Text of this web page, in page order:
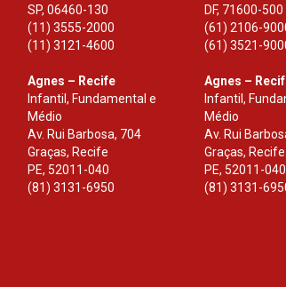
SP,06460-130
(11) 3555-2000
(11) 3121-4600
DF, 71600-500
(61) 2106-
(61) 3521-
Agnes – Recife
Infantil, Fundamental e
Médio
Av. Rui Barbosa, 704
Graças, Recife
PE, 52011-040
(81) 3131-6950
Agnes –
Infantil,
Médio
Av. Rui
Graças, Recife
PE, 52011-040
(81) 3131-